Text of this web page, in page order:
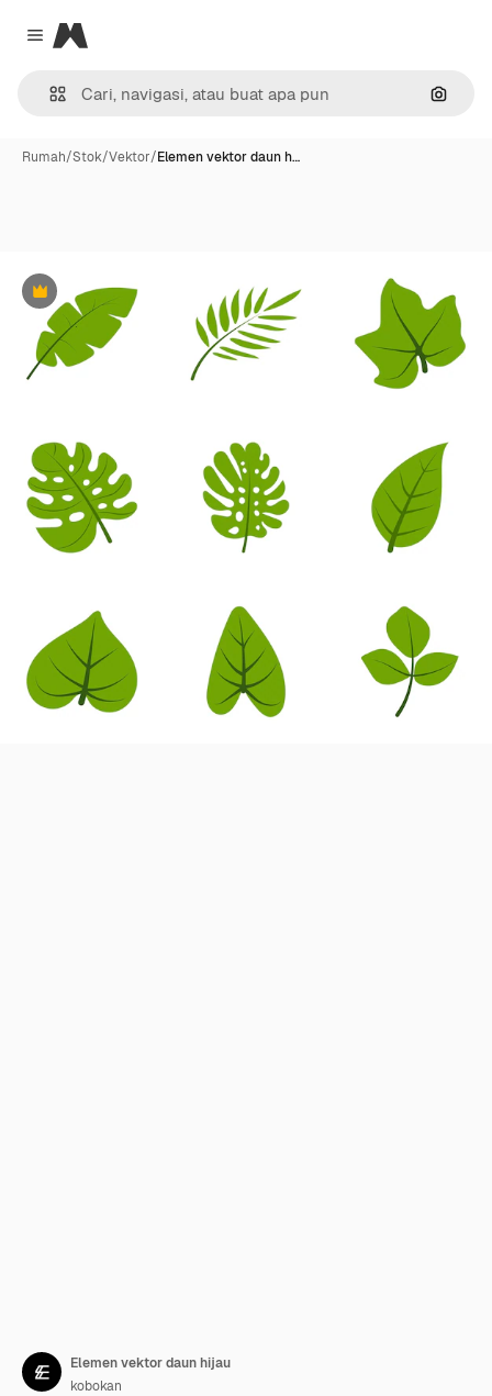
Close menu
Magnific
Rumah/Stok/Vektor/Elemen vektor daun h…
Premium
Elemen vektor daun hijau
kobokan